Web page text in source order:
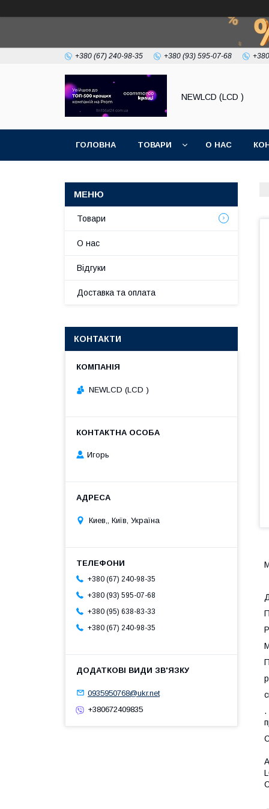
+380 (67) 240-98-35 +380 (93) 595-07-68
NEWLCD (LCD )
ГОЛОВНА ТОВАРИ О НАС
.
Товари
О нас
Відгуки
Доставка та оплата
КОНТАКТИ
NEWLCD (LCD )
Игорь
Киев,, Київ, Україна
+380 (67) 240-98-35
+380 (93) 595-07-68
+380 (95) 638-83-33
+380 (67) 240-98-35
0935950768@ukr.net
+380672409835